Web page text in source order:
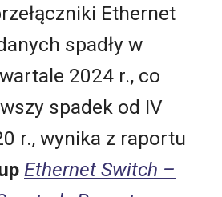
Ethernet
spadły w
2024 r., co
spadek od IV
r., wynika z raportu
Ethernet Switch –